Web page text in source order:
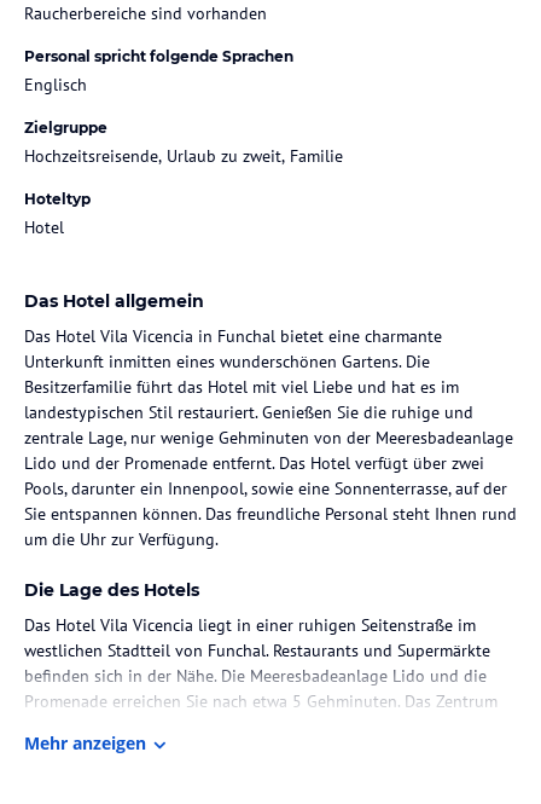
Raucherbereiche sind vorhanden
Personal spricht folgende Sprachen
Englisch
Zielgruppe
Hochzeitsreisende, Urlaub zu zweit, Familie
Hoteltyp
Hotel
Das Hotel allgemein
Das Hotel Vila Vicencia in Funchal bietet eine charmante
Unterkunft inmitten eines wunderschönen Gartens. Die
Besitzerfamilie führt das Hotel mit viel Liebe und hat es im
landestypischen Stil restauriert. Genießen Sie die ruhige und
zentrale Lage, nur wenige Gehminuten von der Meeresbadeanlage
Lido und der Promenade entfernt. Das Hotel verfügt über zwei
Pools, darunter ein Innenpool, sowie eine Sonnenterrasse, auf der
Sie entspannen können. Das freundliche Personal steht Ihnen rund
um die Uhr zur Verfügung.
Die Lage des Hotels
Das Hotel Vila Vicencia liegt in einer ruhigen Seitenstraße im
westlichen Stadtteil von Funchal. Restaurants und Supermärkte
befinden sich in der Nähe. Die Meeresbadeanlage Lido und die
Promenade erreichen Sie nach etwa 5 Gehminuten. Das Zentrum
und Unterhaltungsmöglichkeiten ist ca. 3 km entfernt. Eine
Mehr anzeigen